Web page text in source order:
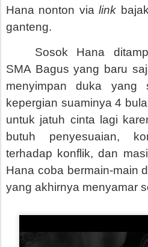
Hana nonton vialink
ganteng.
Sosok Hana
SMA Bagus yang baru
menyimpan duka yang
kepergian suaminya 4
untuk jatuh cinta lagi
butuh penyesuaian,
terhadap konflik, dan
Hana coba bermain-main
yang akhirnya menyamar